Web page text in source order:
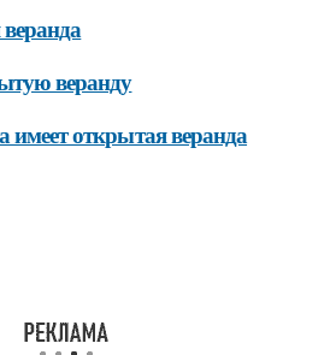
веранду
имеет открытая веранда